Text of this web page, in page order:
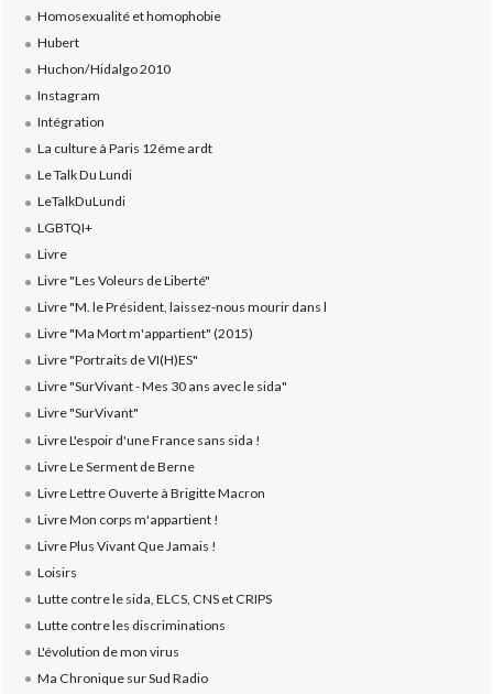
Homosexualité et homophobie
Hubert
Huchon/Hidalgo 2010
Instagram
Intégration
La culture à Paris 12éme ardt
Le Talk Du Lundi
LeTalkDuLundi
LGBTQI+
Livre
Livre "Les Voleurs de Liberté"
Livre "M. le Président, laissez-nous mourir dans l
Livre "Ma Mort m'appartient" (2015)
Livre "Portraits de VI(H)ES"
Livre "SurVivant - Mes 30 ans avec le sida"
Livre "SurVivant"
Livre L'espoir d'une France sans sida !
Livre Le Serment de Berne
Livre Lettre Ouverte à Brigitte Macron
Livre Mon corps m'appartient !
Livre Plus Vivant Que Jamais !
Loisirs
Lutte contre le sida, ELCS, CNS et CRIPS
Lutte contre les discriminations
L'évolution de mon virus
Ma Chronique sur Sud Radio